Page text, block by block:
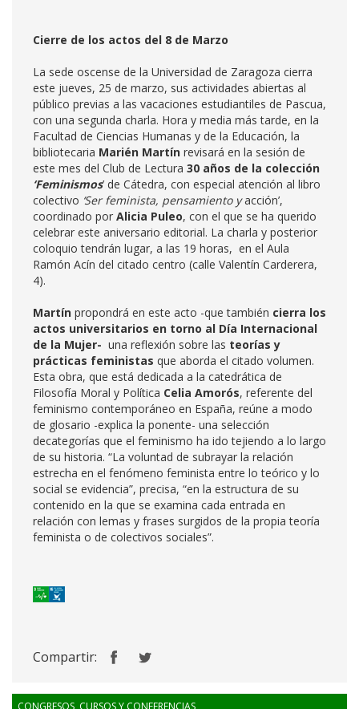
Cierre de los actos del 8 de Marzo
La sede oscense de la Universidad de Zaragoza cierra
este jueves, 25 de marzo, sus actividades abiertas al
público previas a las vacaciones estudiantiles de Pascua,
con una segunda charla. Hora y media más tarde, en la
Facultad de Ciencias Humanas y de la Educación, la
bibliotecaria Marién Martín revisará en la sesión de
este mes del Club de Lectura 30 años de la colección
‘Feminismos’ de Cátedra, con especial atención al libro
colectivo ‘Ser feminista, pensamiento yacción’,
coordinado por Alicia Puleo, con el que se ha querido
celebrar este aniversario editorial. La charla y posterior
coloquio tendrán lugar, a las 19 horas, en el Aula
Ramón Acín del citado centro (calle Valentín Carderera,
4).
Martín propondrá en este acto -que también cierra los
actos universitarios en torno al Día Internacional
de la Mujer- una reflexión sobre las teorías y
prácticas feministas que aborda el citado volumen.
Esta obra, que está dedicada a la catedrática de
Filosofía Moral y Política Celia Amorós, referente del
feminismo contemporáneo en España, reúne a modo
de glosario -explica la ponente- una selección
decategorías que el feminismo ha ido tejiendo a lo largo
de su historia. “La voluntad de subrayar la relación
estrecha en el fenómeno feminista entre lo teórico y lo
social se evidencia”, precisa, “en la estructura de su
contenido en la que se examina cada entrada en
relación con lemas y frases surgidos de la propia teoría
feminista o de colectivos sociales”.
Compartir: